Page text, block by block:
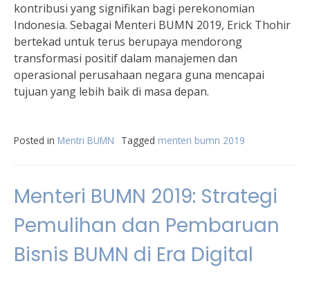
kontribusi yang signifikan bagi perekonomian
Indonesia. Sebagai Menteri BUMN 2019, Erick Thohir
bertekad untuk terus berupaya mendorong
transformasi positif dalam manajemen dan
operasional perusahaan negara guna mencapai
tujuan yang lebih baik di masa depan.
Posted in Mentri BUMN Tagged menteri bumn 2019
Menteri BUMN 2019: Strategi
Pemulihan dan Pembaruan
Bisnis BUMN di Era Digital